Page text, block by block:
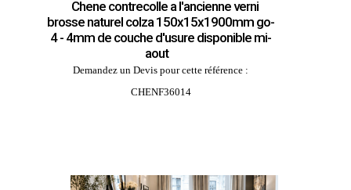
Chene contrecolle a l'ancienne verni
brosse naturel colza 150x15x1900mm go-
4 - 4mm de couche d'usure disponible mi-
aout
Demandez un Devis pour cette référence :
CHENF36014